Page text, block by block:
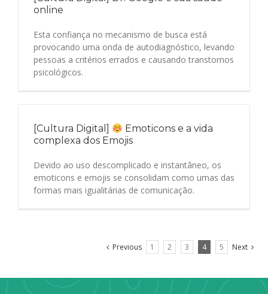
online
Esta confiança no mecanismo de busca está
provocando uma onda de autodiagnóstico, levando
pessoas a critérios errados e causando transtornos
psicológicos.
[Cultura Digital]
Emoticons e a vida
complexa dos Emojis
Devido ao uso descomplicado e instantâneo, os
emoticons e emojis se consolidam como umas das
formas mais igualitárias de comunicação.
Previous 1 2 3 4 5 Next